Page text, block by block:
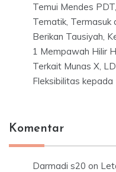
Temui Mendes
Tematik, Termasuk
Berikan Tausiyah,
1 Mempawah Hilir
Terkait Munas X,
Fleksibilitas
Komentar
Darmadi s20 on